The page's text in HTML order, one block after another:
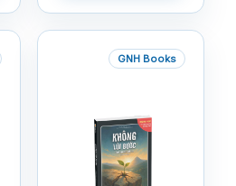
GNH Books